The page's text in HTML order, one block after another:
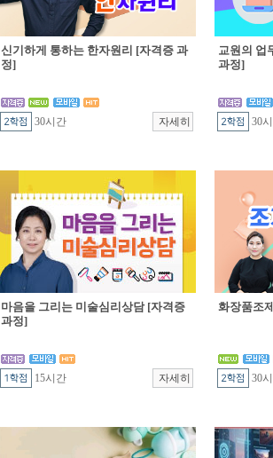
신기하게 통하는 한자원리 [자격증 과
정]
30시간
교원의 업
과정]
30
마음을 그리는 미술심리상담 [자격증
과정]
15시간
화장품조
30